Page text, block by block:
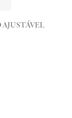
AJUSTÁVEL